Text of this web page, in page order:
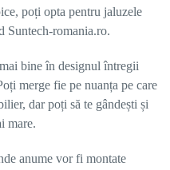
poți opta pentru jaluzele
Suntech-romania.ro.
bine în designul întregii
merge fie pe nuanța pe care
dar poți să te gândești și
mare.
anume vor fi montate